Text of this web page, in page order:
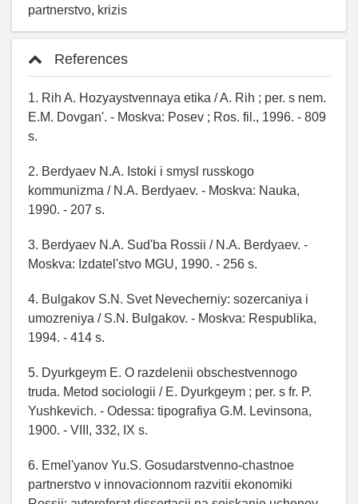
partnerstvo, krizis
References
1. Rih A. Hozyaystvennaya etika / A. Rih ; per. s nem.
E.M. Dovgan'. - Moskva: Posev ; Ros. fil., 1996. - 809
s.
2. Berdyaev N.A. Istoki i smysl russkogo
kommunizma / N.A. Berdyaev. - Moskva: Nauka,
1990. - 207 s.
3. Berdyaev N.A. Sud'ba Rossii / N.A. Berdyaev. -
Moskva: Izdatel'stvo MGU, 1990. - 256 s.
4. Bulgakov S.N. Svet Nevecherniy: sozercaniya i
umozreniya / S.N. Bulgakov. - Moskva: Respublika,
1994. - 414 s.
5. Dyurkgeym E. O razdelenii obschestvennogo
truda. Metod sociologii / E. Dyurkgeym ; per. s fr. P.
Yushkevich. - Odessa: tipografiya G.M. Levinsona,
1900. - VIII, 332, IX s.
6. Emel'yanov Yu.S. Gosudarstvenno-chastnoe
partnerstvo v innovacionnom razvitii ekonomiki